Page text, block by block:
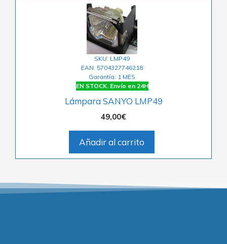
SKU: LMP49
EAN: 5704327746218
Garantía: 1 MES
EN STOCK. Envío en 24H
Lámpara SANYO LMP49
49,00€
Añadir al carrito